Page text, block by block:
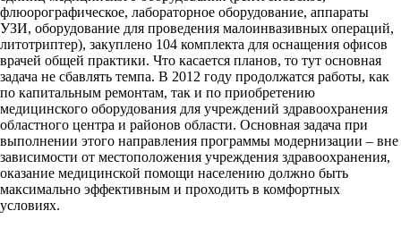
флюорографическое, лабораторное оборудование, аппараты
УЗИ, оборудование для проведения малоинвазивных операций,
литотриптер), закуплено 104 комплекта для оснащения офисов
врачей общей практики. Что касается планов, то тут основная
задача не сбавлять темпа. В 2012 году продолжатся работы, как
по капитальным ремонтам, так и по приобретению
медицинского оборудования для учреждений здравоохранения
областного центра и районов области. Основная задача при
выполнении этого направления программы модернизации – вне
зависимости от местоположения учреждения здравоохранения,
оказание медицинской помощи населению должно быть
максимально эффективным и проходить в комфортных
условиях.